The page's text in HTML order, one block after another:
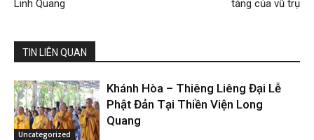
Linh Quang
tảng của vũ trụ
TIN LIÊN QUAN
Uncategorized
Khánh Hòa – Thiêng Liêng Đại Lễ
Phật Đản Tại Thiền Viện Long
Quang